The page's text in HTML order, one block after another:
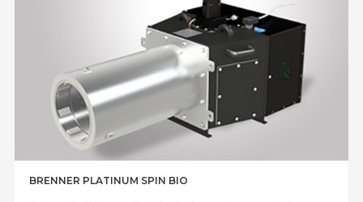
BRENNER PLATINUM SPIN BIO